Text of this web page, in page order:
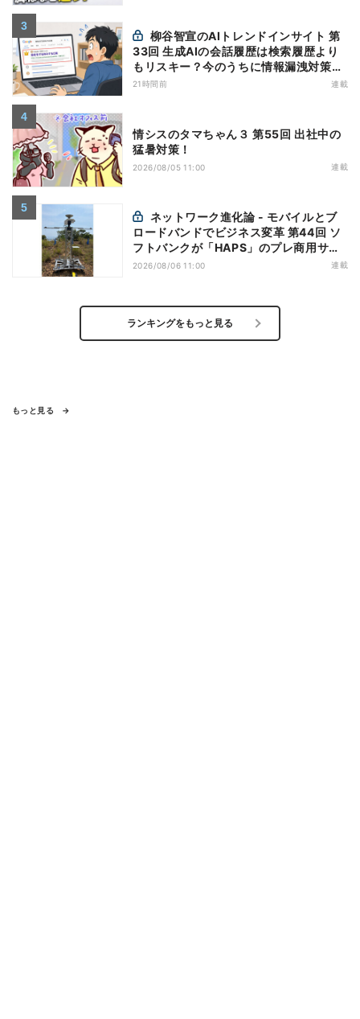
33回 生成AIの会話履歴は検索履歴より
もリスキー？今のうちに情報漏洩対策を
万全にしておこう
21時間前 連載
情シスのタマちゃん３ 第55回 出社中の
猛暑対策！
2026/08/05 11:00 連載
ロードバンドでビジネス変革 第44回 ソ
フトバンクが「HAPS」のプレ商用サー
ビス開始を表明、本格的な商用展開のめ
2026/08/06 11:00 連載
ランキングをもっと見る
もっと見る